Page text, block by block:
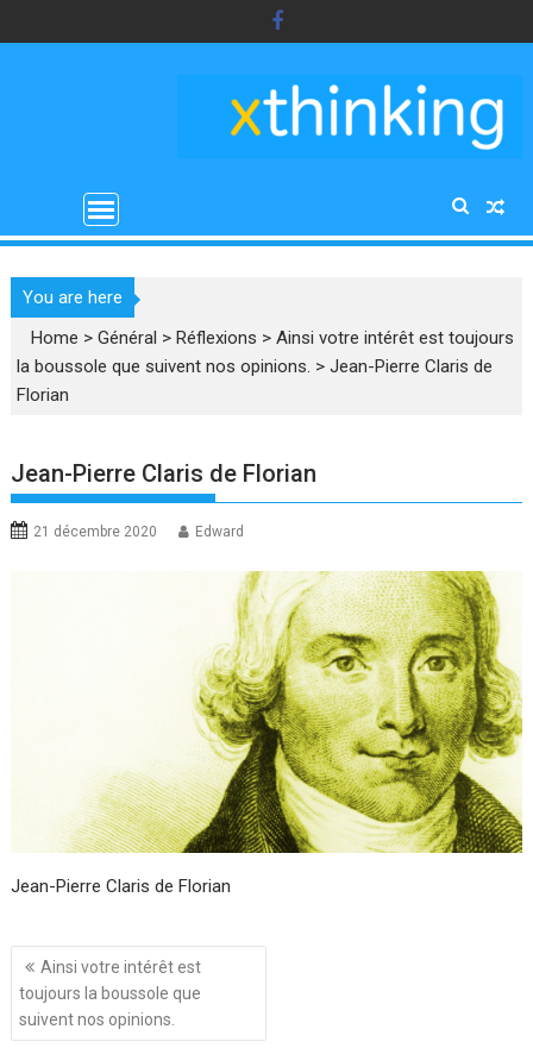
to
You are here
Home >Général >Réflexions >Ainsi votre intérêt est toujours
la boussole que suivent nos opinions. >Jean-Pierre Claris de
Florian
Jean-Pierre Claris de Florian
21 décembre 2020 Edward
Jean-Pierre Claris de Florian
Navigation
de
l’article
Ainsi votre intérêt est
toujours la boussole que
suivent nos opinions.